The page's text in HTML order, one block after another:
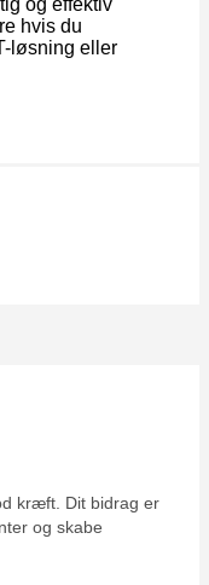
hvis du
løsning eller
kræft. Dit bidrag er
og skabe